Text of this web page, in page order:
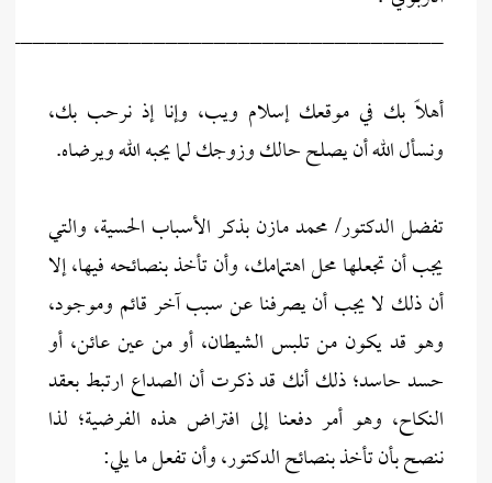
أهلاً بك في موقعك إسلام ويب، وإنا إذ نرحب بك،
ونسأل الله أن يصلح حالك وزوجك لما يحبه الله ويرضاه.
تفضل الدكتور/ محمد مازن بذكر الأسباب الحسية، والتي
يجب أن تجعلها محل اهتمامك، وأن تأخذ بنصائحه فيها، إلا
أن ذلك لا يجب أن يصرفنا عن سبب آخر قائم وموجود،
وهو قد يكون من تلبس الشيطان، أو من عين عائن، أو
حسد حاسد؛ ذلك أنك قد ذكرت أن الصداع ارتبط بعقد
النكاح، وهو أمر دفعنا إلى افتراض هذه الفرضية؛ لذا
ننصح بأن تأخذ بنصائح الدكتور، وأن تفعل ما يلي: